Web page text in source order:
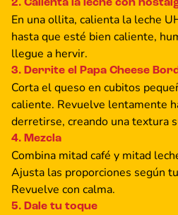
2. Calienta la leche con
En una ollita, calienta la leche
hasta que esté bien caliente,
llegue a hervir.
3. Derrite el Papa Cheese
Corta el queso en cubitos
caliente. Revuelve lentamente
derretirse, creando una textura
4. Mezcla
Combina mitad café y mitad
Ajusta las proporciones según
Revuelve con calma.
5. Dale tu toque